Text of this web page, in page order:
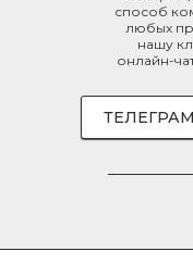
способ
любых
нашу
онлайн-